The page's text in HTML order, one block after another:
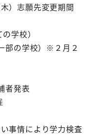
）志願先変更期間
学校）
部の学校）※２月２
者発表
事情により学力検査